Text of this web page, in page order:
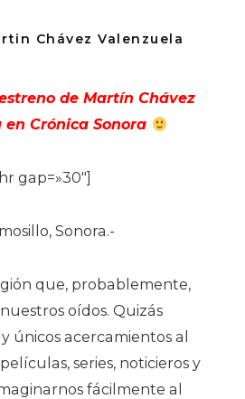
Chávez Valenzuela
de Martín Chávez
en Crónica Sonora
gap=»30″]
Sonora.-
que, probablemente,
oídos. Quizás
únicos acercamientos al
series, noticieros y
fácilmente al